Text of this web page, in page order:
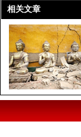
相关文章